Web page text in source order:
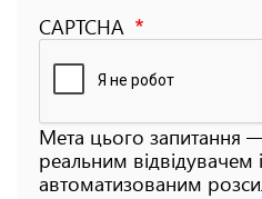
CAPTCHA
Мета цього запитання
реальним відвідувачем
автоматизованим